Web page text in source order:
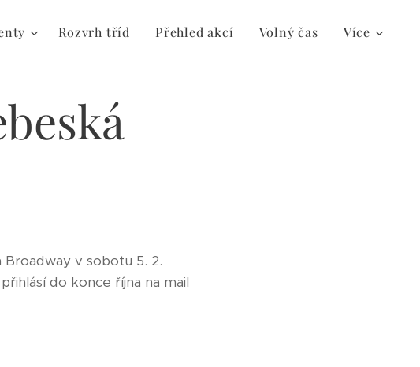
Rozvrh tříd Přehled akcí Volný čas Více
Broadway v sobotu 5. 2.
do konce října na mail